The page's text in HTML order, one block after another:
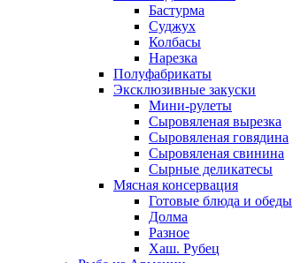
Бастурма
Суджух
Колбасы
Нарезка
Полуфабрикаты
Эксклюзивные закуски
Мини-рулеты
Сыровяленая вырезка
Сыровяленая говядина
Сыровяленая свинина
Сырные деликатесы
Мясная консервация
Готовые блюда и обеды
Долма
Разное
Хаш. Рубец